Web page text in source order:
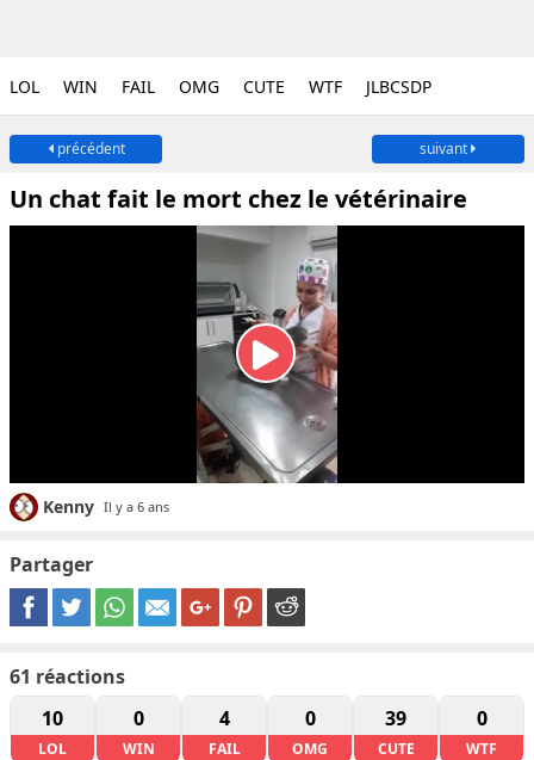
LOL WIN FAIL OMG CUTE WTF JLBCSDP
précédent suivant
Un chat fait le mort chez le vétérinaire
Kenny Il y a 6 ans
Partager
61 réactions
10
LOL
0
WIN
4
FAIL
0
OMG
39
CUTE
0
WTF